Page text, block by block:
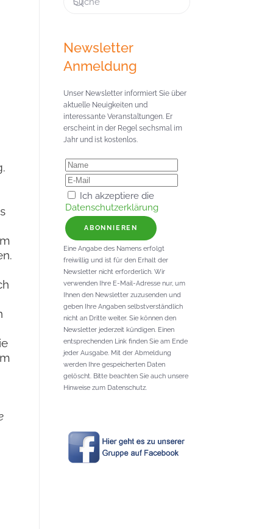
Newsletter
Anmeldung
Unser Newsletter informiert Sie über
aktuelle Neuigkeiten und
interessante Veranstaltungen. Er
erscheint in der Regel sechsmal im
Jahr und ist kostenlos.
Ich akzeptiere die
Datenschutzerklärung
ABONNIEREN
Eine Angabe des Namens erfolgt
freiwillig und ist für den Erhalt der
Newsletter nicht erforderlich. Wir
verwenden Ihre E-Mail-Adresse nur, um
Ihnen den Newsletter zuzusenden und
geben Ihre Angaben selbstverständlich
nicht an Dritte weiter. Sie können den
Newsletter jederzeit kündigen. Einen
entsprechenden Link finden Sie am Ende
jeder Ausgabe. Mit der Abmeldung
werden Ihre gespeicherten Daten
gelöscht. Bitte beachten Sie auch unsere
Hinweise zum Datenschutz.